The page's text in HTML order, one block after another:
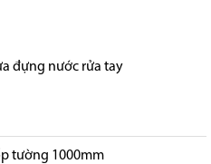
đựng nước rửa tay
tường 1000mm